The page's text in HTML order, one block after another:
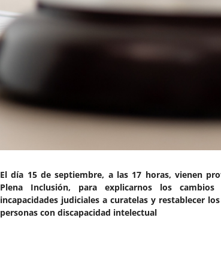
El día 15 de septiembre, a las 17 horas, vienen
Plena Inclusión, para explicarnos los
incapacidades judiciales a curatelas y restablecer
personas con discapacidad intelectual